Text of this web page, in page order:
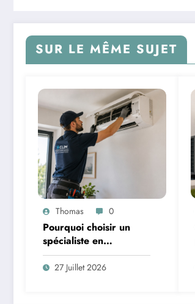
SUR LE MÊME SUJET
Thomas 0
Pourquoi choisir un
spécialiste en
chauffage et
climatisation à Nîmes
27 Juillet 2026